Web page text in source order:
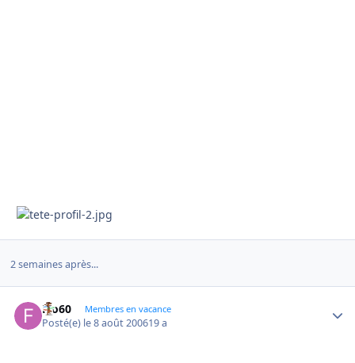
2 semaines après...
Flo60 Membres en vacance
Posté(e) le 8 août 200619 a